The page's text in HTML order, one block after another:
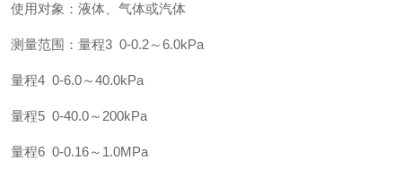
使用对象：液体、气体或汽体
测量范围：量程3 0-0.2～6.0kPa
量程4 0-6.0～40.0kPa
量程5 0-40.0～200kPa
量程6 0-0.16～1.0MPa